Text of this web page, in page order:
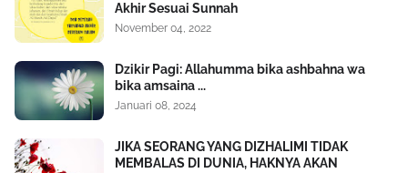
Akhir Sesuai Sunnah
November 04, 2022
Dzikir Pagi: Allahumma bika ashbahna wa
bika amsaina ...
Januari 08, 2024
JIKA SEORANG YANG DIZHALIMI TIDAK
MEMBALAS DI DUNIA, HAKNYA AKAN